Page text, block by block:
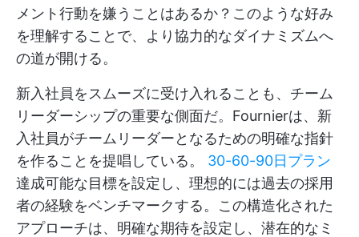
メント行動を嫌うことはあるか？このような好み
を理解することで、より協力的なダイナミズムへ
の道が開ける。
新入社員をスムーズに受け入れることも、チーム
リーダーシップの重要な側面だ。Fournierは、新
入社員がチームリーダーとなるための明確な指針
を作ることを提唱している。 30-60-90日プラン
達成可能な目標を設定し、理想的には過去の採用
者の経験をベンチマークする。この構造化された
アプローチは、明確な期待を設定し、潜在的なミ